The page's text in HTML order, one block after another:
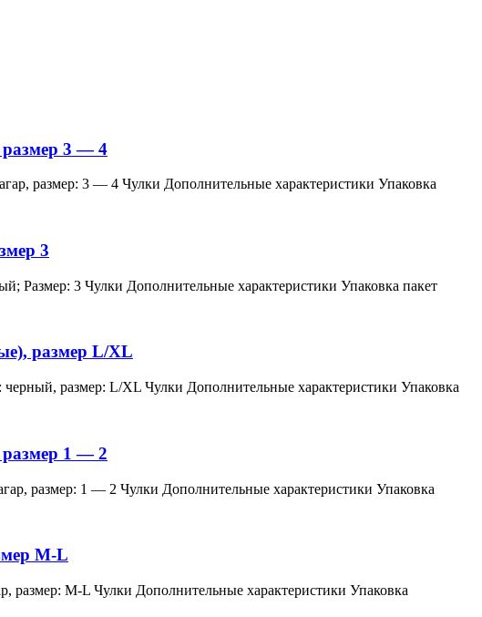
3 — 4
размер: 3 — 4 Чулки Дополнительные характеристики Упаковка
3
Размер: 3 Чулки Дополнительные характеристики Упаковка пакет
размер L/XL
размер: L/XL Чулки Дополнительные характеристики Упаковка
1 — 2
размер: 1 — 2 Чулки Дополнительные характеристики Упаковка
M-L
размер: M-L Чулки Дополнительные характеристики Упаковка